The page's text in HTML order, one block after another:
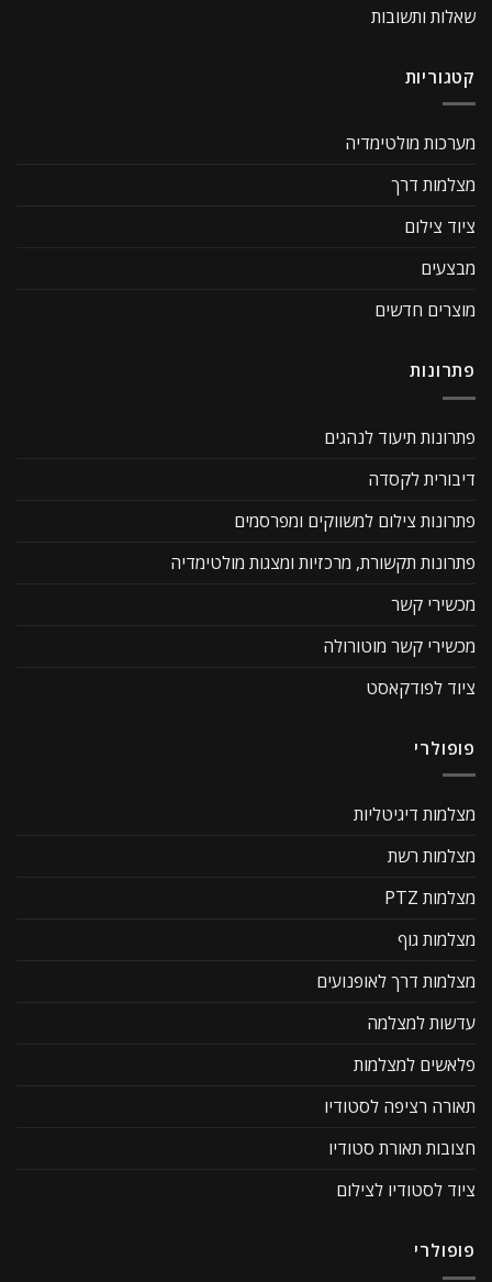
שאלות ותשובות
קטגוריות
מערכות מולטימדיה
מצלמות דרך
ציוד צילום
מבצעים
מוצרים חדשים
פתרונות
פתרונות תיעוד לנהגים
דיבורית לקסדה
פתרונות צילום למשווקים ומפרסמים
פתרונות תקשורת, מרכזיות ומצגות מולטימדיה
מכשירי קשר
מכשירי קשר מוטורולה
ציוד לפודקאסט
פופולרי
מצלמות דיגיטליות
מצלמות רשת
מצלמות PTZ
מצלמות גוף
מצלמות דרך לאופנועים
עדשות למצלמה
פלאשים למצלמות
תאורה רציפה לסטודיו
חצובות תאורת סטודיו
ציוד לסטודיו לצילום
פופולרי